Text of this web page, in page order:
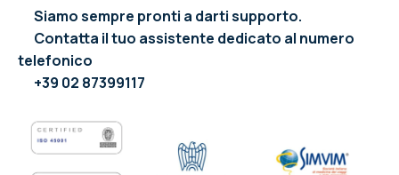
Siamo sempre pronti a darti supporto.
Contatta il tuo assistente dedicato al numero
telefonico
+39 02 87399117